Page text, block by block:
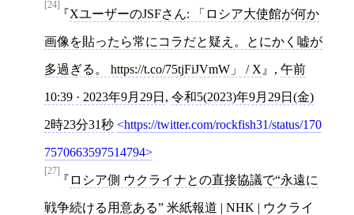
[24]
XユーザーのJSFさん: 「ロシア大使館が何か
画像を貼ったら常にコラだと疑え。とにかく嘘が
多過ぎる。 https://t.co/75tjFiJVmW」 / X , 午前
10:39 · 2023年9月29日 , 令和5(2023)年9月29日(金)
2時23分31秒 https://twitter.com/rockfish31/status/170
7570663597514794
[27]
ロシア側 ウクライナとの直接協議で“永遠に
戦争続ける用意ある” 米紙報道 | NHK | ウクライ